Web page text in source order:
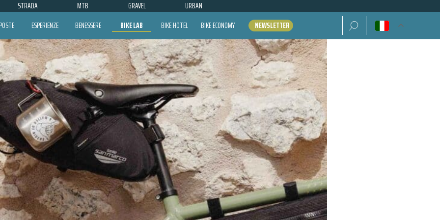
STRADA MTB GRAVEL URBAN
ESPERIENZE BENESSERE BIKE LAB BIKE HOTEL BIKE ECONOMY NEWSLETTER Ricerca per: